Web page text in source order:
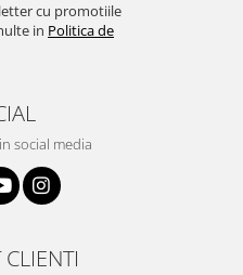
cu promotiile
in Politica de
social media